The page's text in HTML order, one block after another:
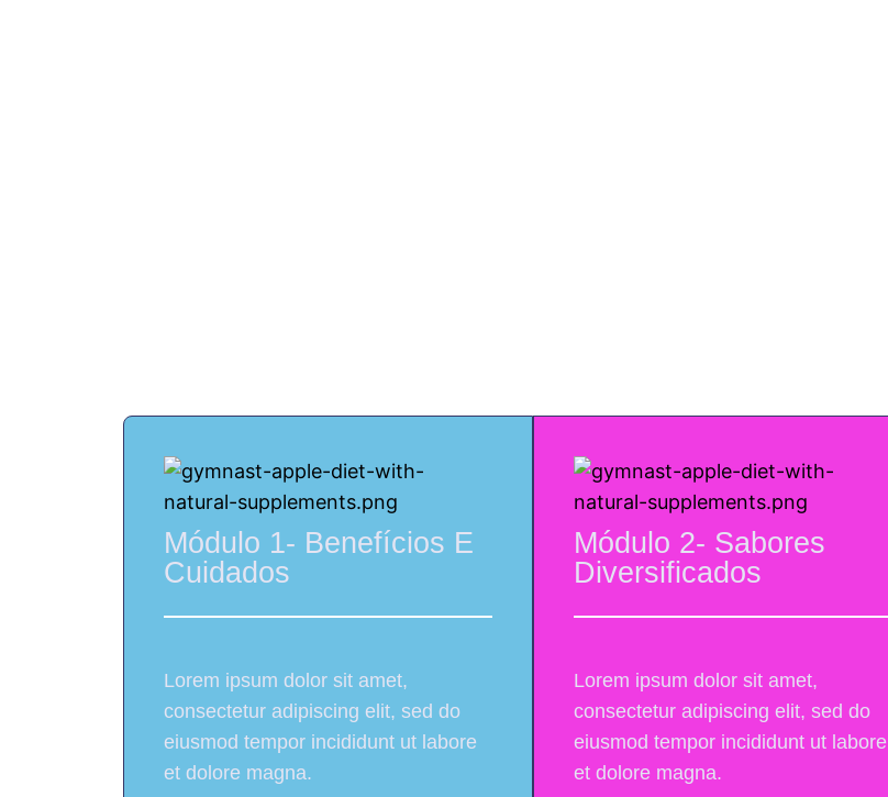
Módulo 1- Benefícios E
Cuidados
Lorem ipsum dolor sit amet,
consectetur adipiscing elit, sed do
eiusmod tempor incididunt ut labore
et dolore magna.
Módulo 2- Sabores
Diversificados
Lorem ipsum dolor sit amet,
consectetur adipiscing elit, sed do
eiusmod tempor incididunt ut labore
et dolore magna.